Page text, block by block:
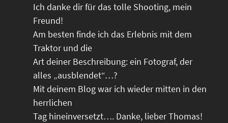
Ich danke dir für das tolle Shooting, mein
Freund!
Am besten finde ich das Erlebnis mit dem
Traktor und die
Art deiner Beschreibung: ein Fotograf, der
alles „ausblendet“…?
Mit deinem Blog war ich wieder mitten in den
herrlichen
Tag hineinversetzt…. Danke, lieber Thomas!